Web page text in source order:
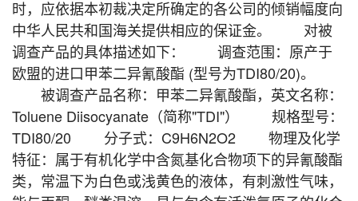
时，应依据本初裁决定所确定的各公司的倾销幅度向
中华人民共和国海关提供相应的保证金。 对被
调查产品的具体描述如下： 调查范围：原产于
欧盟的进口甲苯二异氰酸酯 (型号为TDI80/20)。
被调查产品名称：甲苯二异氰酸酯，英文名称：
Toluene Diisocyanate（简称"TDI"） 规格型号：
TDI80/20 分子式：C9H6N2O2 物理及化学
特征：属于有机化学中含氮基化合物项下的异氰酸酯
类，常温下为白色或浅黄色的液体，有刺激性气味，